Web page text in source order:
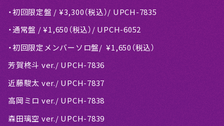
・初回限定盤 / ¥3,300（税込）/ UPCH-7835
・通常盤 / ¥1,650（税込）/ UPCH-6052
・初回限定メンバーソロ盤/ ¥1,650（税込）
芳賀柊斗 ver./ UPCH-7836
近藤駿太 ver./ UPCH-7837
高岡ミロ ver./ UPCH-7838
森田璃空 ver./ UPCH-7839